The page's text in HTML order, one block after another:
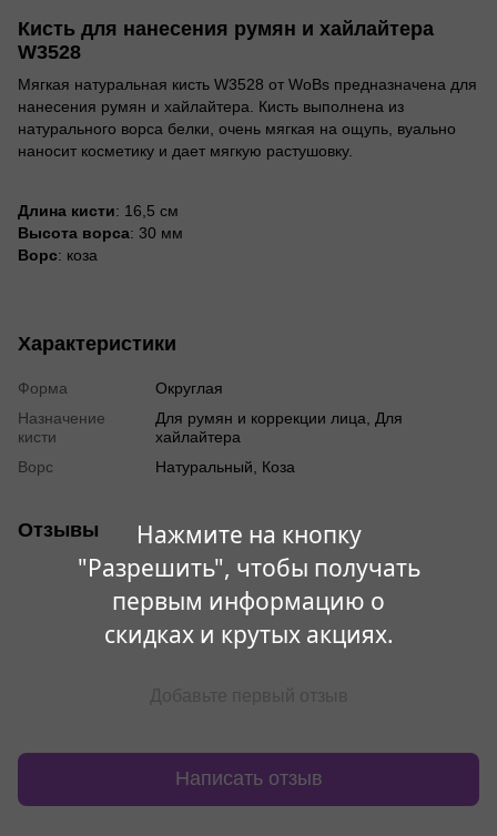
Нажмите на кнопку
"Разрешить", чтобы получать
первым информацию о
скидках и крутых акциях.
Кисть для нанесения румян и хайлайтера
W3528
Мягкая натуральная кисть W3528 от WoBs предназначена для
нанесения румян и хайлайтера. Кисть выполнена из
натурального ворса белки, очень мягкая на ощупь, вуально
наносит косметику и дает мягкую растушовку.
Длина кисти: 16,5 см
Высота ворса: 30 мм
Ворс: коза
Характеристики
Форма
Округлая
Назначение
кисти
Для румян и коррекции лица, Для
хайлайтера
Ворс
Натуральный, Коза
Отзывы
Написать отзыв